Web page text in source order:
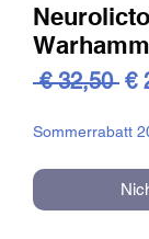
€ 32,50 €
Sommerrabatt